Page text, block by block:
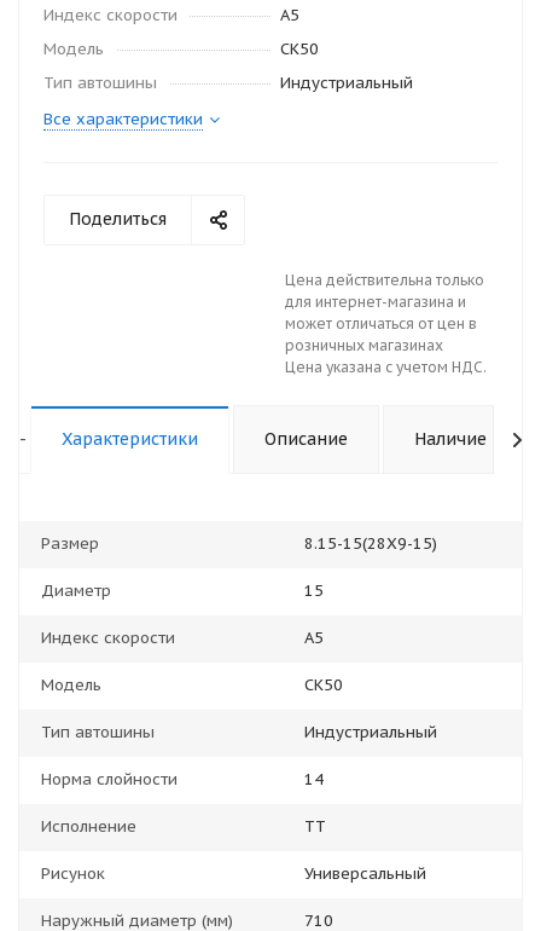
Индекс скорости
A5
Модель
CK50
Тип автошины
Индустриальный
Все характеристики
Поделиться
Цена действительна только
для интернет-магазина и
может отличаться от цен в
розничных магазинах
Цена указана с учетом НДС.
- Характеристики Описание Наличие
Размер 8.15-15(28Х9-15)
Диаметр 15
Индекс скорости A5
Модель CK50
Тип автошины Индустриальный
Норма слойности 14
Исполнение TT
Рисунок Универсальный
Наружный диаметр (мм) 710